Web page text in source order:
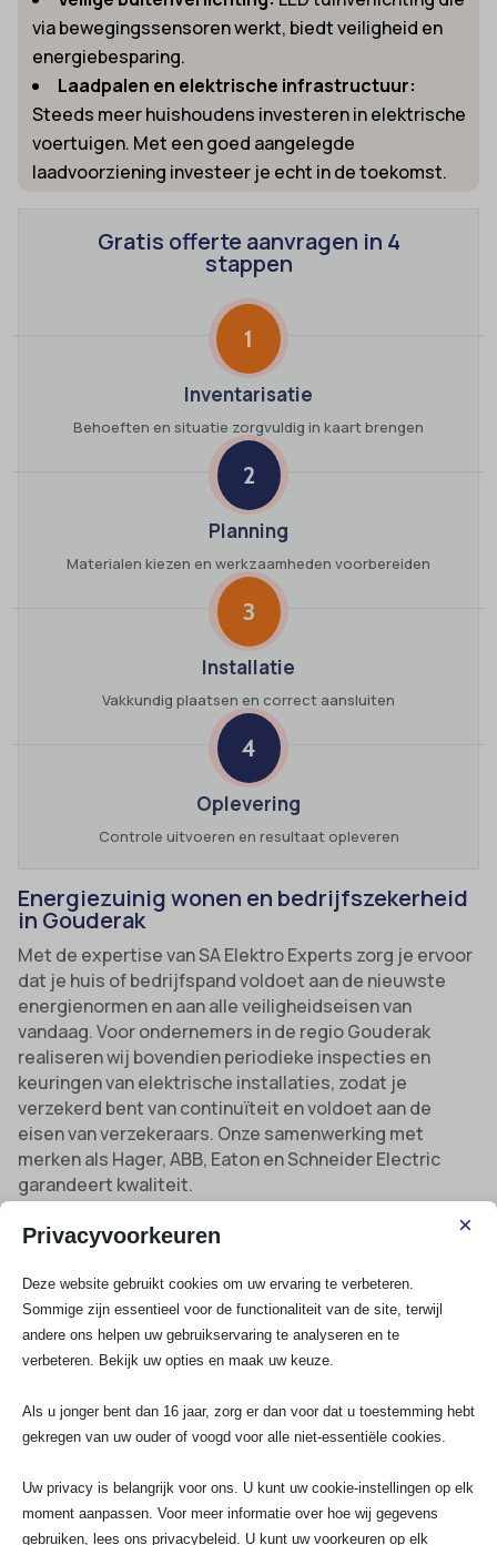
via bewegingssensoren werkt, biedt veiligheid en
energiebesparing.
Laadpalen en elektrische infrastructuur:
Steeds meer huishoudens investeren in elektrische
voertuigen. Met een goed aangelegde
laadvoorziening investeer je echt in de toekomst.
Gratis offerte aanvragen in 4
stappen
1
Inventarisatie
Behoeften en situatie zorgvuldig in kaart brengen
2
Planning
Materialen kiezen en werkzaamheden voorbereiden
3
Installatie
Vakkundig plaatsen en correct aansluiten
4
Oplevering
Controle uitvoeren en resultaat opleveren
Energiezuinig wonen en bedrijfszekerheid
in Gouderak
Met de expertise van SA Elektro Experts zorg je ervoor
dat je huis of bedrijfspand voldoet aan de nieuwste
energienormen en aan alle veiligheidseisen van
vandaag. Voor ondernemers in de regio Gouderak
realiseren wij bovendien periodieke inspecties en
keuringen van elektrische installaties, zodat je
verzekerd bent van continuïteit en voldoet aan de
eisen van verzekeraars. Onze samenwerking met
merken als Hager, ABB, Eaton en Schneider Electric
garandeert kwaliteit.
Veiligheid volgens NEN:
installatie wordt opgeleverd met het juiste
keuringsrapport, zodat je probleemloos verzekerd
blijft.
Duurzame energieoplossingen:
tot het uitbreiden voor een inductiekookplaat, wij
Storingsdienst 24/7: Mocht er toch
onverwachts iets misgaan, staat onze spoedservice
Privacyvoorkeuren ×
Deze website gebruikt cookies om uw ervaring te verbeteren.
Sommige zijn essentieel voor de functionaliteit van de site, terwijl
andere ons helpen uw gebruikservaring te analyseren en te
verbeteren. Bekijk uw opties en maak uw keuze.
Als u jonger bent dan 16 jaar, zorg er dan voor dat u toestemming hebt
gekregen van uw ouder of voogd voor alle niet-essentiële cookies.
Uw privacy is belangrijk voor ons. U kunt uw cookie-instellingen op elk
moment aanpassen. Voor meer informatie over hoe wij gegevens
gebruiken, lees ons privacybeleid. U kunt uw voorkeuren op elk